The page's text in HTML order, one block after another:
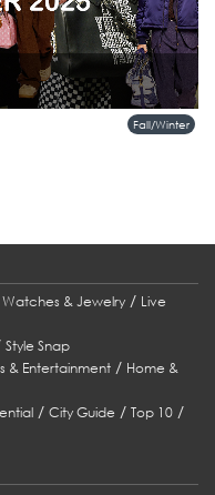
the Future คือบทสนทนาที่
Fall/Winter
Watches & Jewelry/ Live
Style Snap
& Entertainment/ Home &
/City Guide /Top 10 /